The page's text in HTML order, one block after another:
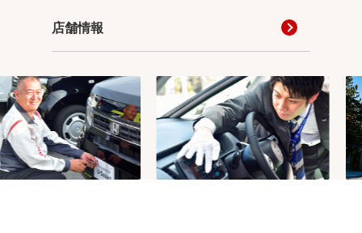
店舗情報